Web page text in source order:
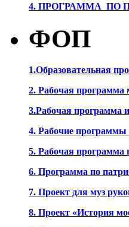
4. ПРОГРАММА ПО
ФОП
1.Образовательная
2. Рабочая программа
3.Рабочая программа
4. Рабочие
5. Рабочая программа
6. Программа по
7. Проект для муз
8. Проект «История